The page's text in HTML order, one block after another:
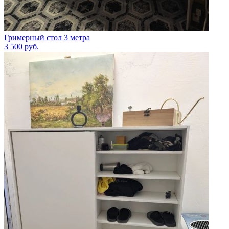
Гримерный стол 3 метра
3 500 руб.